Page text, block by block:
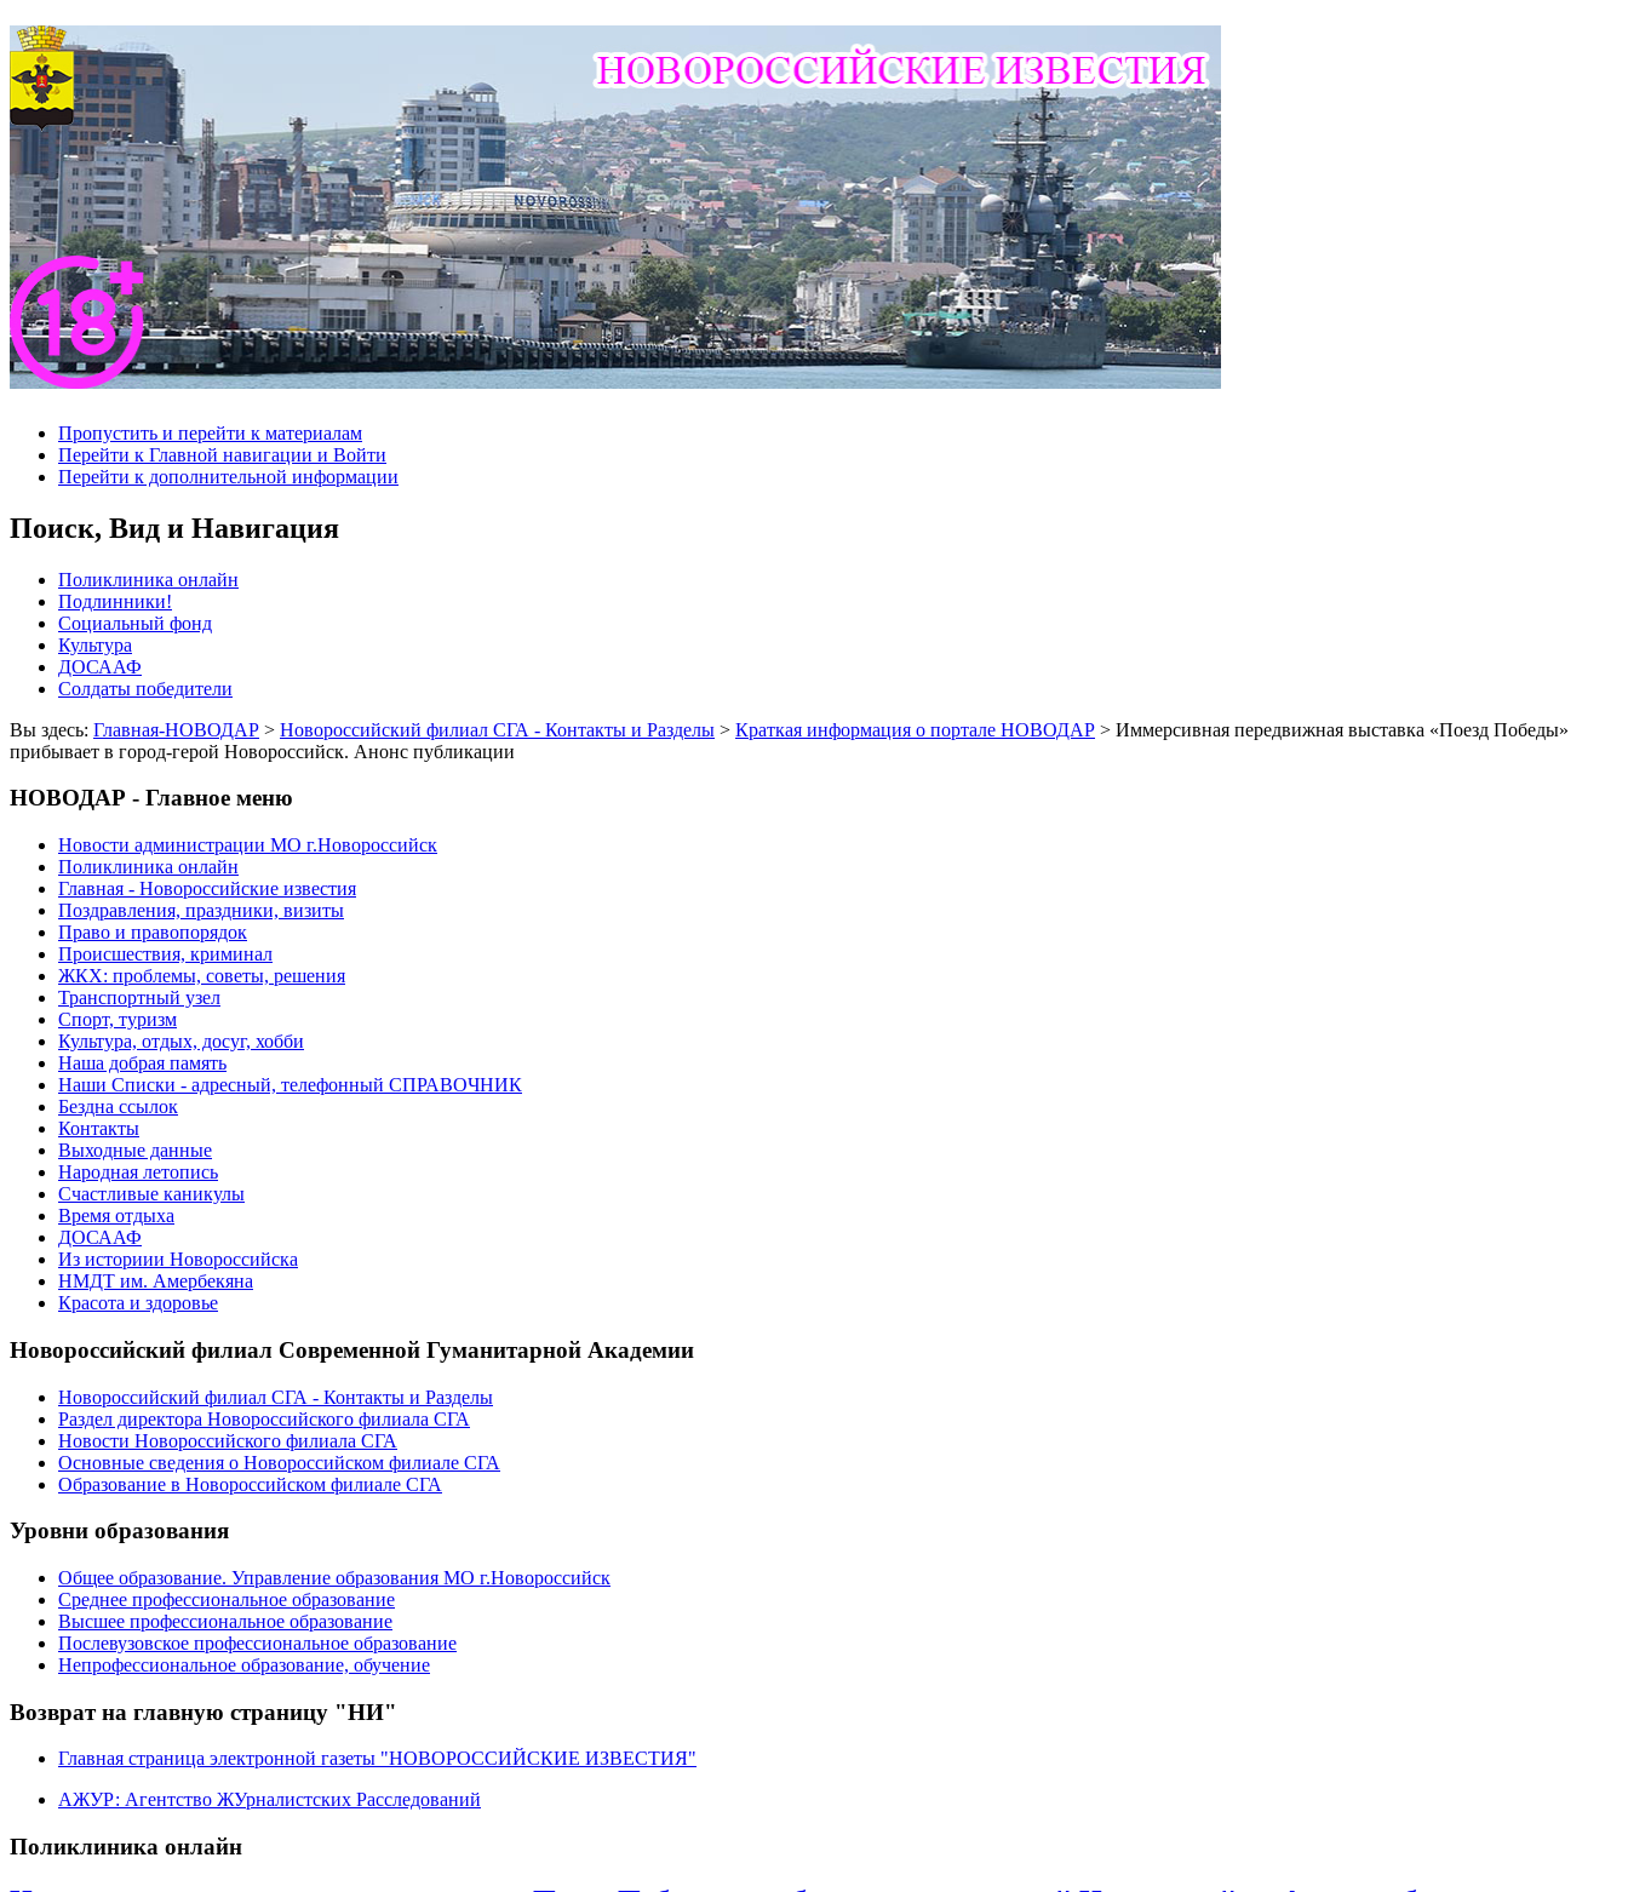
Пропустить и перейти к материалам
Перейти к Главной навигации и Войти
Перейти к дополнительной информации
Поиск, Вид и Навигация
Поликлиника онлайн
Подлинники!
Социальный фонд
Культура
ДОСААФ
Солдаты победители
Вы здесь: Главная-НОВОДАР > Новороссийский филиал СГА - Контакты и Разделы > Краткая информация о портале НОВОДАР > Иммерсивная передвижная выставка «Поезд Победы»
прибывает в город-герой Новороссийск. Анонс публикации
НОВОДАР - Главное меню
Новости администрации МО г.Новороссийск
Поликлиника онлайн
Главная - Новороссийские известия
Поздравления, праздники, визиты
Право и правопорядок
Происшествия, криминал
ЖКХ: проблемы, советы, решения
Транспортный узел
Спорт, туризм
Культура, отдых, досуг, хобби
Наша добрая память
Наши Списки - адресный, телефонный СПРАВОЧНИК
Бездна ссылок
Контакты
Выходные данные
Народная летопись
Счастливые каникулы
Время отдыха
ДОСААФ
Из историии Новороссийска
НМДТ им. Амербекяна
Красота и здоровье
Новороссийский филиал Современной Гуманитарной Академии
Новороссийский филиал СГА - Контакты и Разделы
Раздел директора Новороссийского филиала СГА
Новости Новороссийского филиала СГА
Основные сведения о Новороссийском филиале СГА
Образование в Новороссийском филиале СГА
Уровни образования
Общее образование. Управление образования МО г.Новороссийск
Среднее профессиональное образование
Высшее профессиональное образование
Послевузовское профессиональное образование
Непрофессиональное образование, обучение
Возврат на главную страницу "НИ"
Главная страница электронной газеты "НОВОРОССИЙСКИЕ ИЗВЕСТИЯ"
АЖУР: Агентство ЖУрналистских Расследований
Поликлиника онлайн